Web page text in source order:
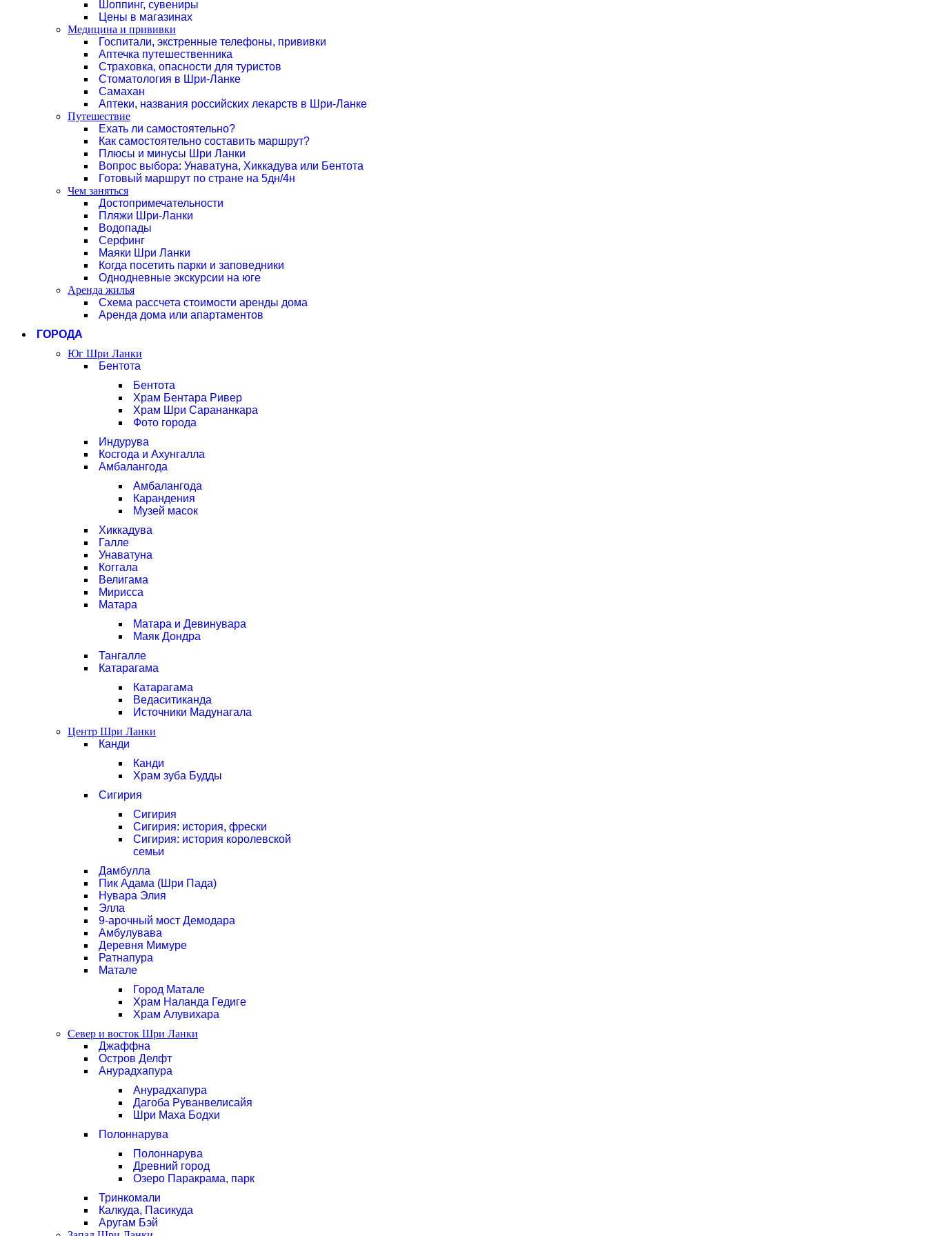
Шоппинг, сувениры
Цены в магазинах
Медицина и прививки
Госпитали, экстренные телефоны, прививки
Аптечка путешественника
Страховка, опасности для туристов
Стоматология в Шри-Ланке
Самахан
Аптеки, названия российских лекарств в Шри-Ланке
Путешествие
Ехать ли самостоятельно?
Как самостоятельно составить маршрут?
Плюсы и минусы Шри Ланки
Вопрос выбора: Унаватуна, Хиккадува или Бентота
Готовый маршрут по стране на 5дн/4н
Чем заняться
Достопримечательности
Пляжи Шри-Ланки
Водопады
Серфинг
Маяки Шри Ланки
Когда посетить парки и заповедники
Однодневные экскурсии на юге
Аренда жилья
Схема рассчета стоимости аренды дома
Аренда дома или апартаментов
ГОРОДА
Юг Шри Ланки
Бентота
Бентота
Храм Бентара Ривер
Храм Шри Сарананкара
Фото города
Индурува
Косгода и Ахунгалла
Амбалангода
Амбалангода
Карандения
Музей масок
Хиккадува
Галле
Унаватуна
Коггала
Велигама
Мирисса
Матара
Матара и Девинувара
Маяк Дондра
Тангалле
Катарагама
Катарагама
Ведаситиканда
Источники Мадунагала
Центр Шри Ланки
Канди
Канди
Храм зуба Будды
Сигирия
Сигирия
Сигирия: история, фрески
Сигирия: история королевской
семьи
Дамбулла
Пик Адама (Шри Пада)
Нувара Элия
Элла
9-арочный мост Демодара
Амбулувава
Деревня Мимуре
Ратнапура
Матале
Город Матале
Храм Наланда Гедиге
Храм Алувихара
Север и восток Шри Ланки
Джаффна
Остров Делфт
Анурадхапура
Анурадхапура
Дагоба Руванвелисайя
Шри Маха Бодхи
Полоннарува
Полоннарува
Древний город
Озеро Паракрама, парк
Тринкомали
Калкуда, Пасикуда
Аругам Бэй